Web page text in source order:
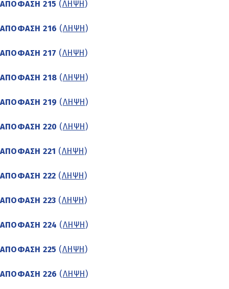
ΑΠΟΦΑΣΗ 215 (ΛΗΨΗ )
ΑΠΟΦΑΣΗ 216 (ΛΗΨΗ )
ΑΠΟΦΑΣΗ 217 (ΛΗΨΗ )
ΑΠΟΦΑΣΗ 218 (ΛΗΨΗ )
ΑΠΟΦΑΣΗ 219 (ΛΗΨΗ )
ΑΠΟΦΑΣΗ 220 (ΛΗΨΗ )
ΑΠΟΦΑΣΗ 221 (ΛΗΨΗ )
ΑΠΟΦΑΣΗ 222 (ΛΗΨΗ )
ΑΠΟΦΑΣΗ 223 (ΛΗΨΗ )
ΑΠΟΦΑΣΗ 224 (ΛΗΨΗ )
ΑΠΟΦΑΣΗ 225 (ΛΗΨΗ )
ΑΠΟΦΑΣΗ 226 (ΛΗΨΗ )